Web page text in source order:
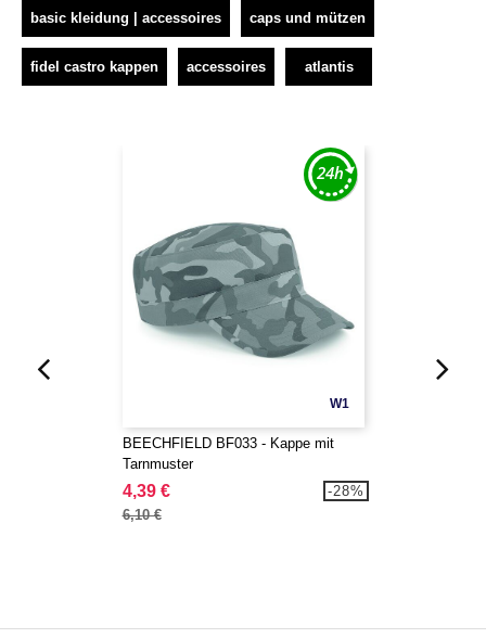
basic kleidung | accessoires caps und mützen
fidel castro kappen accessoires atlantis
W1
BEECHFIELD BF033 - Kappe mit
Tarnmuster
4,39 €
6,10 €
-28%